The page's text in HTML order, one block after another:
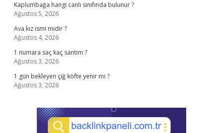
Kaplumbağa hangi canlı sınıfında bulunur ?
Ağustos 5, 2026
Ava kız ismi midir ?
Ağustos 4, 2026
1 numara saç kaç santim ?
Ağustos 3, 2026
1 gün bekleyen çiğ köfte yenir mi ?
Ağustos 3, 2026